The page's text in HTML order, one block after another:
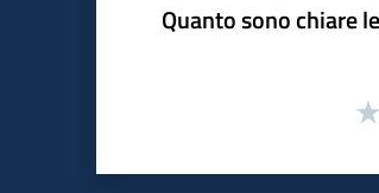
Quanto sono chiare